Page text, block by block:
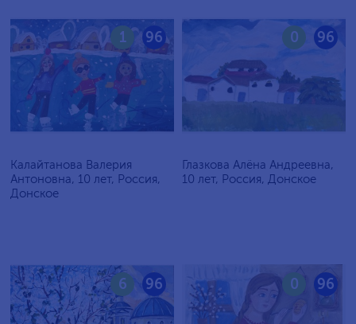
96
1
Калайтанова Валерия
Антоновна, 10 лет, Россия,
Донское
96
0
Глазкова Алёна Андреевна,
10 лет, Россия, Донское
96
6 96
0